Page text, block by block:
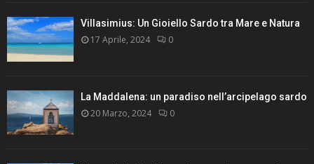
Villasimius: Un Gioiello Sardo tra Mare e Natura
17 Aprile, 2024 0
La Maddalena: un paradiso nell’arcipelago sardo
20 Marzo, 2024 0